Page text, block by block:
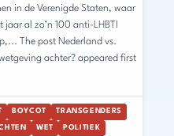
in de Verenigde Staten, waar
al zo’n 100 anti-LHBTI
The post Nederland vs.
achter? appeared first
BOYCOT TRANSGENDERS
WET POLITIEK